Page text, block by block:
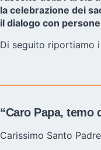
la celebrazione dei
il dialogo con
Di seguito riportiamo
“Caro Papa,
Carissimo Santo